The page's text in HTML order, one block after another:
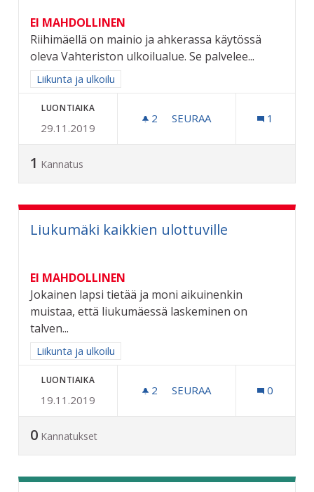
EI MAHDOLLINEN
Riihimäellä on mainio ja ahkerassa käytössä
oleva Vahteriston ulkoilualue. Se palvelee...
Rajaa tulokset aihepiirin mukaan: Liikunta ja ulkoilu
Liikunta ja ulkoilu
LUONTIAIKA
29.11.2019
2 2 SEURAAJAA
SEURAA 1
1 Kannatus
Liukumäki kaikkien ulottuville
EI MAHDOLLINEN
Jokainen lapsi tietää ja moni aikuinenkin
muistaa, että liukumäessä laskeminen on
talven...
Rajaa tulokset aihepiirin mukaan: Liikunta ja ulkoilu
Liikunta ja ulkoilu
LUONTIAIKA
19.11.2019
2 2 SEURAAJAA
SEURAA 0
0 Kannatukset